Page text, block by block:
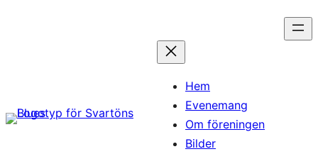
Hem
Evenemang
Om föreningen
Bilder